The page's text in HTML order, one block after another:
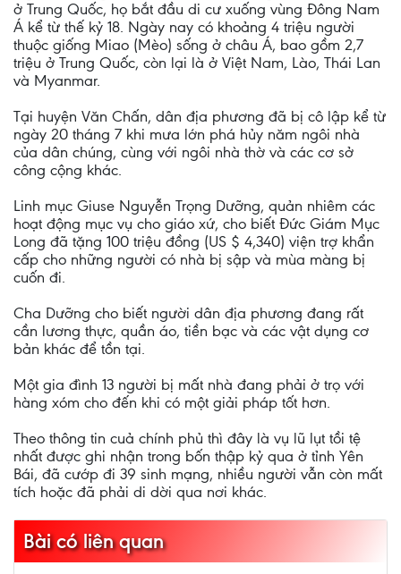
ở Trung Quốc, họ bắt đầu di cư xuống vùng Đông Nam
Á kể từ thế kỷ 18. Ngày nay có khoảng 4 triệu người
thuộc giống Miao (Mèo) sống ở châu Á, bao gồm 2,7
triệu ở Trung Quốc, còn lại là ở Việt Nam, Lào, Thái Lan
và Myanmar.
Tại huyện Văn Chấn, dân địa phương đã bị cô lập kể từ
ngày 20 tháng 7 khi mưa lớn phá hủy năm ngôi nhà
của dân chúng, cùng với ngôi nhà thờ và các cơ sở
công cộng khác.
Linh mục Giuse Nguyễn Trọng Dưỡng, quản nhiêm các
hoạt động mục vụ cho giáo xứ, cho biết Đức Giám Mục
Long đã tặng 100 triệu đồng (US $ 4,340) viện trợ khẩn
cấp cho những người có nhà bị sập và mùa màng bị
cuốn đi.
Cha Dưỡng cho biết người dân địa phương đang rất
cần lương thực, quần áo, tiền bạc và các vật dụng cơ
bản khác để tồn tại.
Một gia đình 13 người bị mất nhà đang phải ở trọ với
hàng xóm cho đến khi có một giải pháp tốt hơn.
Theo thông tin cuả chính phủ thì đây là vụ lũ lụt tồi tệ
nhất được ghi nhận trong bốn thập kỷ qua ở tỉnh Yên
Bái, đã cướp đi 39 sinh mạng, nhiều người vẫn còn mất
tích hoặc đã phải di dời qua nơi khác.
Bài có liên quan